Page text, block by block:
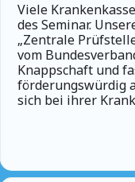
Viele
des Seminar.
„Zentrale
vom
Knappschaft und
förderungswürdig
sich bei ihrer